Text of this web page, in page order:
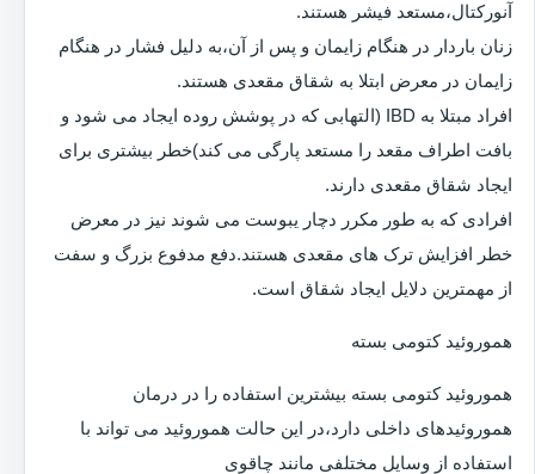
آنورکتال،مستعد فیشر هستند.
زنان باردار در هنگام زایمان و پس از آن،به دلیل فشار در هنگام
زایمان در معرض ابتلا به شقاق مقعدی هستند.
افراد مبتلا به IBD (التهابی که در پوشش روده ایجاد می شود و
بافت اطراف مقعد را مستعد پارگی می کند)خطر بیشتری برای
ایجاد شقاق مقعدی دارند.
افرادی که به طور مکرر دچار یبوست می شوند نیز در معرض
خطر افزایش ترک های مقعدی هستند.دفع مدفوع بزرگ و سفت
از مهمترین دلایل ایجاد شقاق است.
هموروئید کتومی بسته
هموروئید کتومی بسته بیشترین استفاده را در درمان
هموروئیدهای داخلی دارد،در این حالت هموروئید می تواند با
استفاده از وسایل مختلفی مانند چاقوی